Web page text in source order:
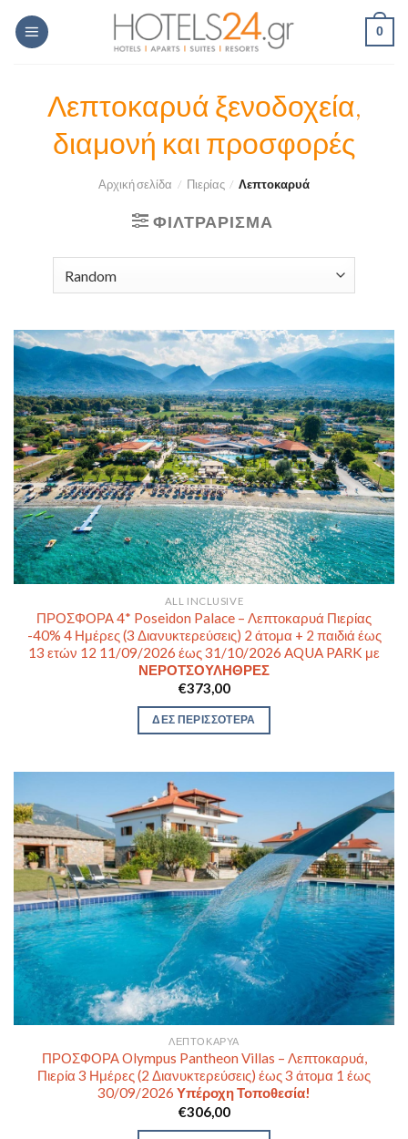
Skip
0
Λεπτοκαρυά ξενοδοχεία,
διαμονή και προσφορές
Αρχική σελίδα / Πιερίας / Λεπτοκαρυά
ΦΙΛΤΡΆΡΙΣΜΑ
ALL INCLUSIVE
ΠΡΟΣΦΟΡΑ 4* Poseidon Palace – Λεπτοκαρυά Πιερίας
-40% 4 Ημέρες (3 Διανυκτερεύσεις) 2 άτομα + 2 παιδιά έως
13 ετών 12 11/09/2026 έως 31/10/2026 AQUA PARK με
ΝΕΡΟΤΣΟΥΛΗΘΡΕΣ
€373,00
ΔΕΣ ΠΕΡΙΣΣΟΤΕΡΑ
ΛΕΠΤΟΚΑΡΥΆ
ΠΡΟΣΦΟΡΑ Olympus Pantheon Villas – Λεπτοκαρυά,
Πιερία 3 Ημέρες (2 Διανυκτερεύσεις) έως 3 άτομα 1 έως
30/09/2026 Υπέροχη Τοποθεσία!
€306,00